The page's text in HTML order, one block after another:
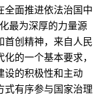
全面推进依法治国中
最为深厚的力量源
首创精神，来自人民
的一个基本要求，
设的积极性和主动
式有序参与国家治理